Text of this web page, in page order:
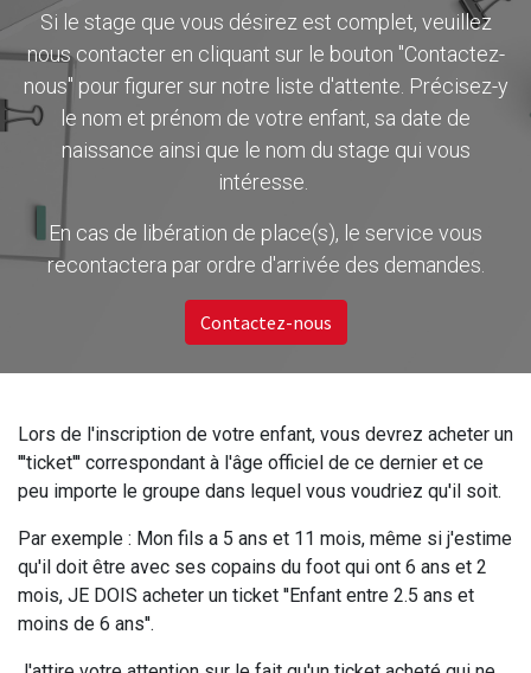
Si le stage que vous désirez est complet, veuillez
nous contacter en cliquant sur le bouton ''Contactez-
nous" pour figurer sur notre liste d'attente. Précisez-y
le nom et prénom de votre enfant, sa date de
naissance ainsi que le nom du stage qui vous
intéresse.
En cas de libération de place(s), le service vous
recontactera par ordre d'arrivée des demandes.
Contactez-nous
Lors de l'inscription de votre enfant, vous devrez acheter un
'''ticket''' correspondant à l'âge officiel de ce dernier et ce
peu importe le groupe dans lequel vous voudriez qu'il soit.
Par exemple : Mon fils a 5 ans et 11 mois, même si j'estime
qu'il doit être avec ses copains du foot qui ont 6 ans et 2
mois, JE DOIS acheter un ticket ''Enfant entre 2.5 ans et
moins de 6 ans''.